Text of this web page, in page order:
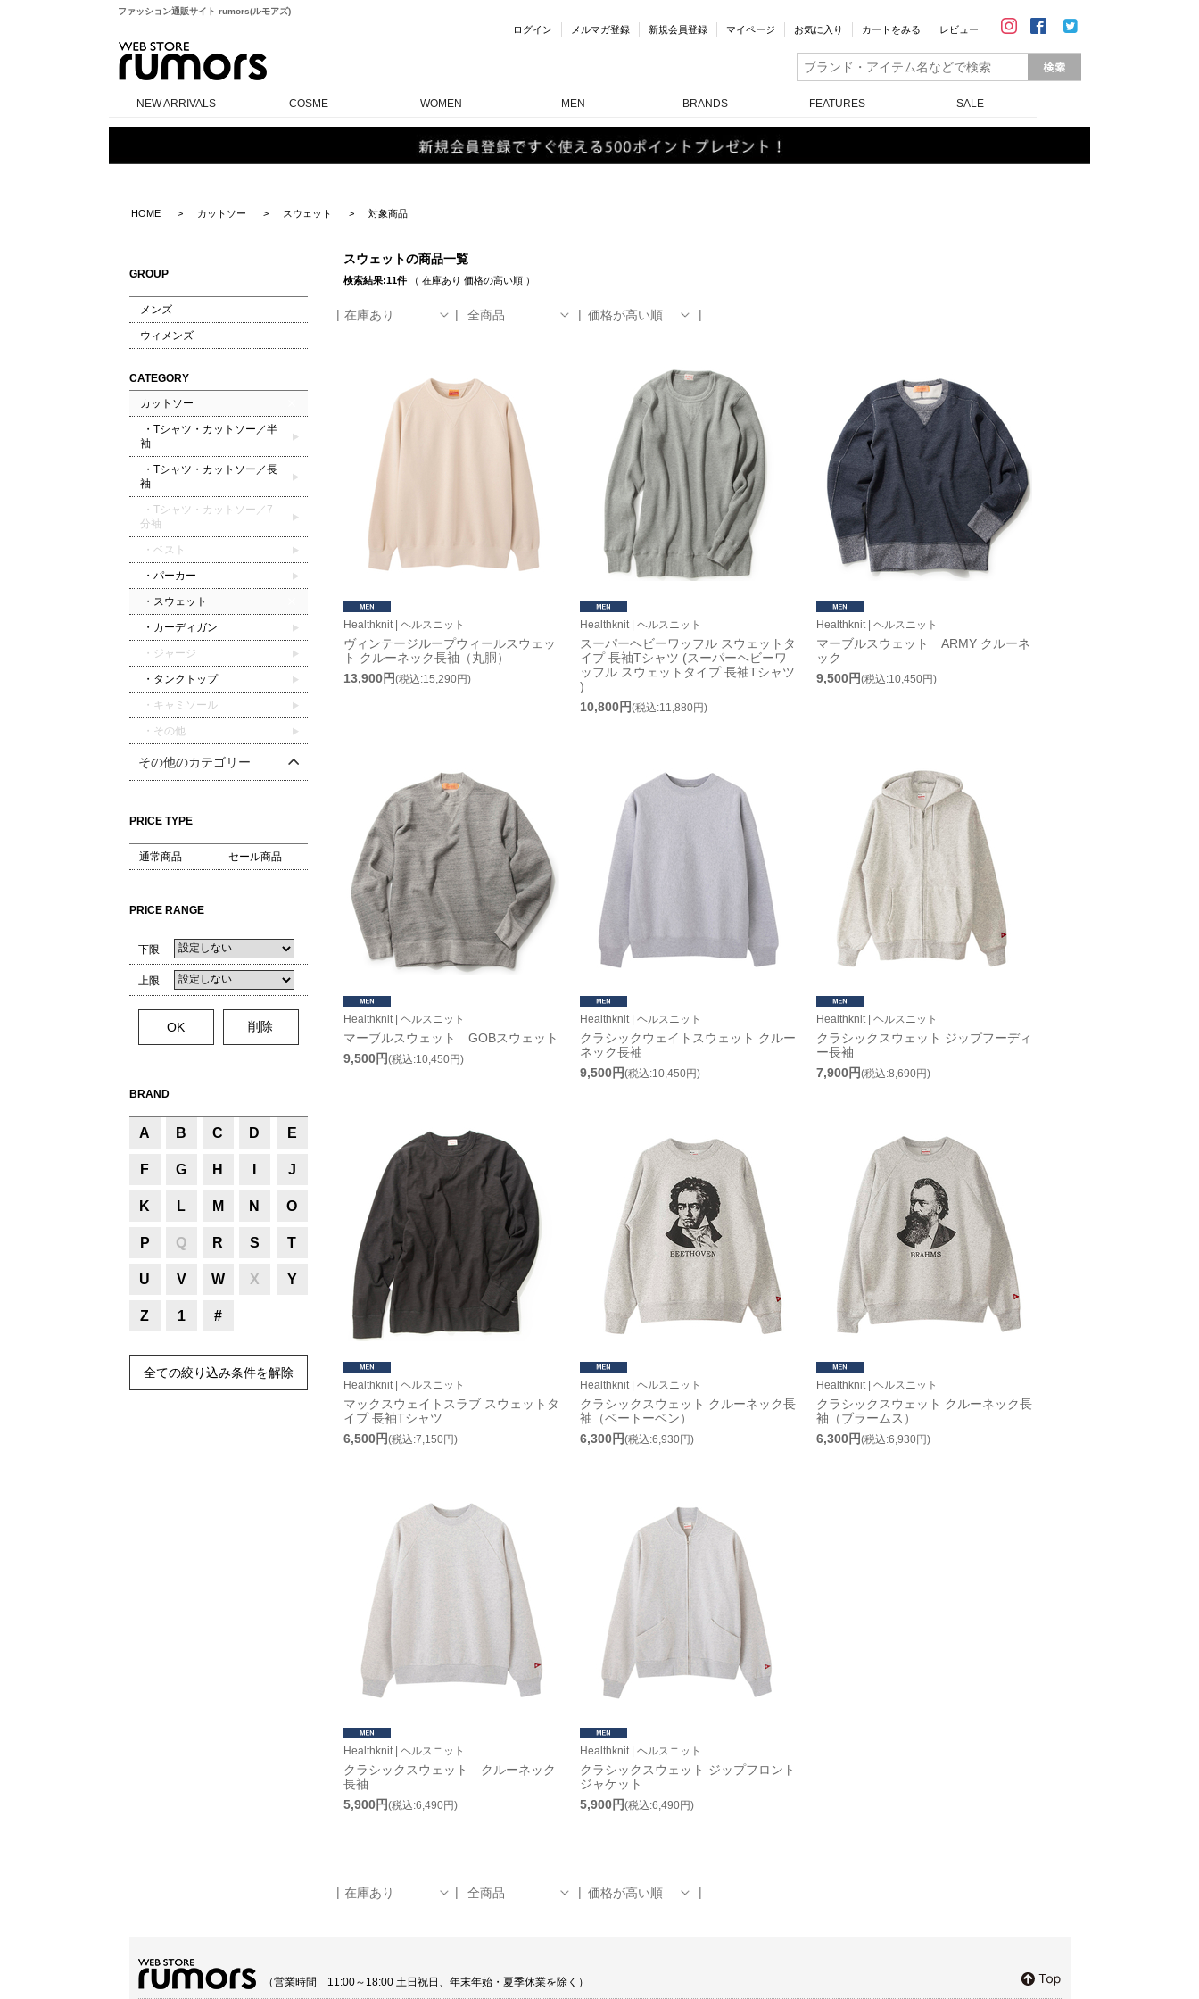
ファッション通販サイト rumors(ルモアズ)
ログイン メルマガ登録 新規会員登録 マイページ お気に入り カートをみる レビュー
NEW ARRIVALS COSME WOMEN MEN BRANDS FEATURES SALE
HOME カットソー スウェット 対象商品
GROUP
メンズ
ウィメンズ
CATEGORY
カットソー
・Tシャツ・カットソー／半
袖
・Tシャツ・カットソー／長
袖
・Tシャツ・カットソー／7
分袖
・ベスト
・パーカー
・スウェット
・カーディガン
・ジャージ
・タンクトップ
・キャミソール
・その他
その他のカテゴリー
PRICE TYPE
通常商品 セール商品
PRICE RANGE
下限
上限
BRAND
A B C D E
F G H J
K L M N O
P Q R S T
U V W X Y
Z 1 #
全ての絞り込み条件を解除
スウェットの商品一覧
検索結果:11件（ 在庫あり 価格の高い順）
在庫あり 全商品 価格が高い順
Healthknit | ヘルスニット
ヴィンテージループウィールスウェッ
ト クルーネック長袖（丸胴）
13,900円(税込:15,290円)
Healthknit | ヘルスニット
スーパーヘビーワッフル スウェットタ
イプ 長袖Tシャツ (スーパーヘビーワ
ッフル スウェットタイプ 長袖Tシャツ
)
10,800円(税込:11,880円)
Healthknit | ヘルスニット
マーブルスウェット ARMY クルーネ
ック
9,500円(税込:10,450円)
Healthknit | ヘルスニット
マーブルスウェット GOBスウェット
9,500円(税込:10,450円)
Healthknit | ヘルスニット
クラシックウェイトスウェット クルー
ネック長袖
9,500円(税込:10,450円)
Healthknit | ヘルスニット
クラシックスウェット ジップフーディ
ー長袖
7,900円(税込:8,690円)
Healthknit | ヘルスニット
マックスウェイトスラブ スウェットタ
イプ 長袖Tシャツ
6,500円(税込:7,150円)
Healthknit | ヘルスニット
クラシックスウェット クルーネック長
袖（ベートーベン）
6,300円(税込:6,930円)
Healthknit | ヘルスニット
クラシックスウェット クルーネック長
袖（ブラームス）
6,300円(税込:6,930円)
Healthknit | ヘルスニット
クラシックスウェット クルーネック
長袖
5,900円(税込:6,490円)
Healthknit | ヘルスニット
クラシックスウェット ジップフロント
ジャケット
5,900円(税込:6,490円)
在庫あり 全商品 価格が高い順
（営業時間 11:00～18:00 土日祝日、年末年始・夏季休業を除く）